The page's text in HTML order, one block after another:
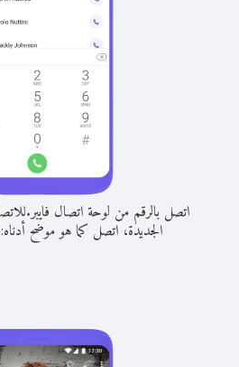
اتصل بالرقم من لوحة اتصال فايبر.
الجديدة، اتصل كما هو موضح أدناه: